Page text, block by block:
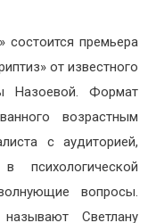
состоится премьера
от известного
Назоевой. Формат
возрастным
с аудиторией,
психологической
вопросы.
Светлану